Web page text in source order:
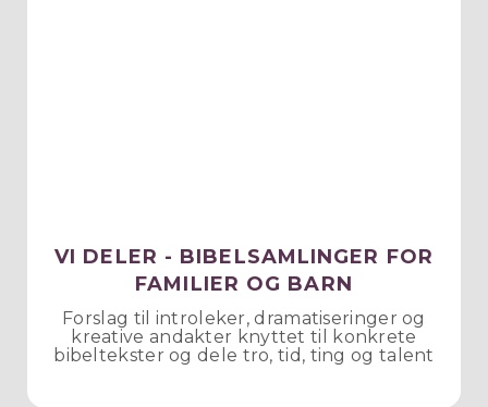
VI DELER - BIBELSAMLINGER FOR
FAMILIER OG BARN
Forslag til introleker, dramatiseringer og
kreative andakter knyttet til konkrete
bibeltekster og dele tro, tid, ting og talent